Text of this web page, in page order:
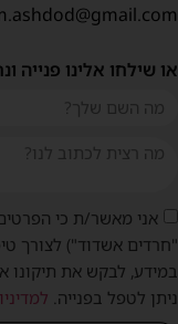
או שילחו אלינו פנייה
אני מאשר/ת כי
"חרדים אשדוד") לצורך
במידע, לבקש את תיקונו
ניתן לטפל בפנייה.